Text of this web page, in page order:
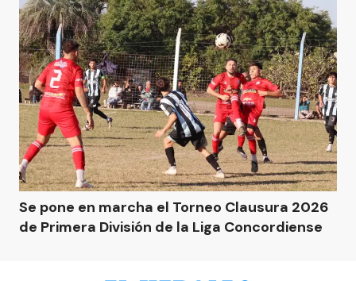
Se pone en marcha el Torneo Clausura 2026
de Primera División de la Liga Concordiense